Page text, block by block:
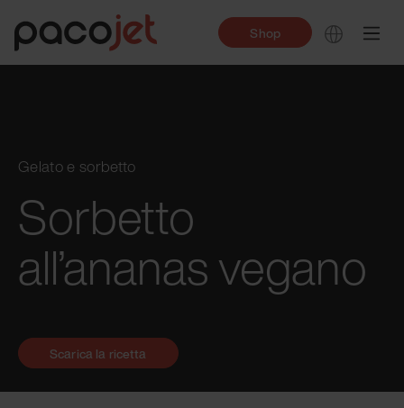
Shop
Gelato e sorbetto
Sorbetto
all’ananas vegano
Scarica la ricetta